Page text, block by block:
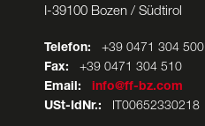
I-39100 Bozen / Südtirol
Telefon: +39 0471 304 500
Fax: +39 0471 304 510
Email:
info@ff-bz.com
USt-IdNr.: IT00652330218